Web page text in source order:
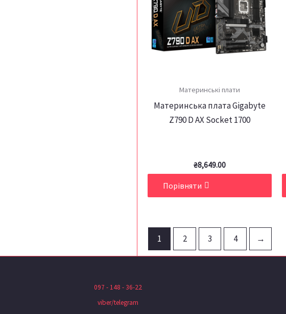
Материнські плати
Материнська плата Gigabyte
Z790 D AX Socket 1700
₴8,649.00
Порівняти
1 2 3 4 →
097 - 148 - 36-22
viber/telegram